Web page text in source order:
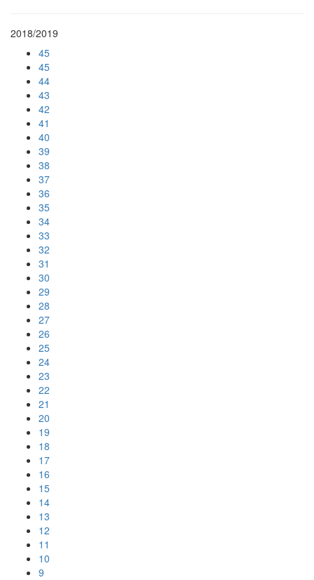
2018/2019
45
45
44
43
42
41
40
39
38
37
36
35
34
33
32
31
30
29
28
27
26
25
24
23
22
21
20
19
18
17
16
15
14
13
12
11
10
9